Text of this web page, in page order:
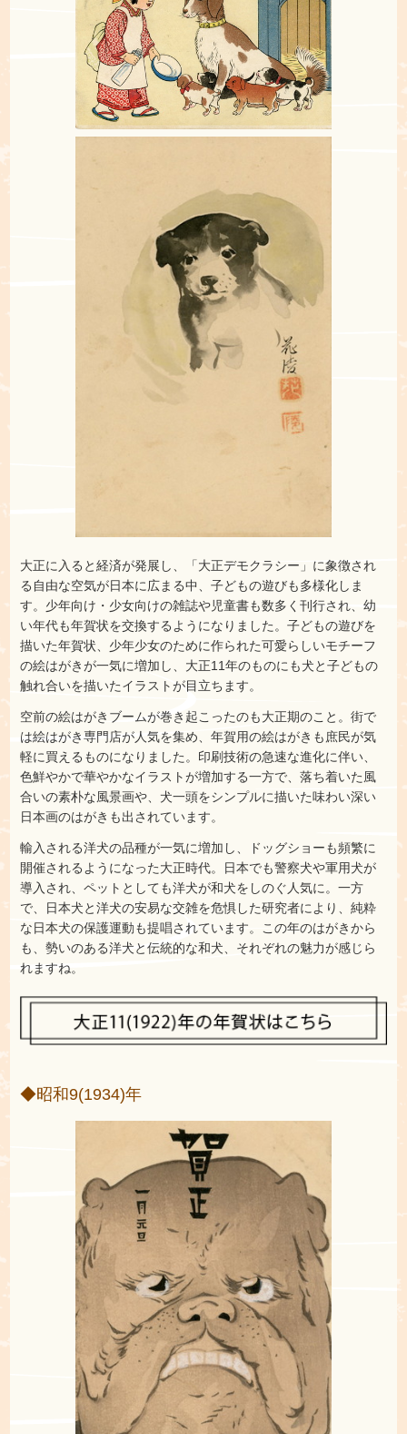
大正に入ると経済が発展し、「大正デモクラシー」に象徴され
る自由な空気が日本に広まる中、子どもの遊びも多様化しま
す。少年向け・少女向けの雑誌や児童書も数多く刊行され、幼
い年代も年賀状を交換するようになりました。子どもの遊びを
描いた年賀状、少年少女のために作られた可愛らしいモチーフ
の絵はがきが一気に増加し、大正11年のものにも犬と子どもの
触れ合いを描いたイラストが目立ちます。
空前の絵はがきブームが巻き起こったのも大正期のこと。街で
は絵はがき専門店が人気を集め、年賀用の絵はがきも庶民が気
軽に買えるものになりました。印刷技術の急速な進化に伴い、
色鮮やかで華やかなイラストが増加する一方で、落ち着いた風
合いの素朴な風景画や、犬一頭をシンプルに描いた味わい深い
日本画のはがきも出されています。
輸入される洋犬の品種が一気に増加し、ドッグショーも頻繁に
開催されるようになった大正時代。日本でも警察犬や軍用犬が
導入され、ペットとしても洋犬が和犬をしのぐ人気に。一方
で、日本犬と洋犬の安易な交雑を危惧した研究者により、純粋
な日本犬の保護運動も提唱されています。この年のはがきから
も、勢いのある洋犬と伝統的な和犬、それぞれの魅力が感じら
れますね。
◆昭和9(1934)年